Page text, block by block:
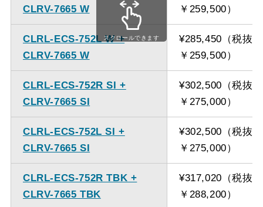
法は弊社にお問い合わせ
ください。
CLRV-7665 W
￥259,500）
CLRL-ECS-752L W +
CLRV-7665 W
¥285,450（税抜
￥259,500）
CLRL-ECS-752R SI +
CLRV-7665 SI
¥302,500（税抜
￥275,000）
CLRL-ECS-752L SI +
CLRV-7665 SI
¥302,500（税抜
￥275,000）
CLRL-ECS-752R TBK +
CLRV-7665 TBK
¥317,020（税抜
￥288,200）
スクロールできます